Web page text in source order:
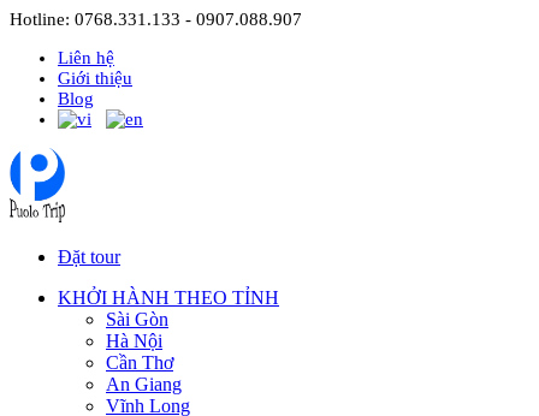
Hotline: 0768.331.133 - 0907.088.907
Liên hệ
Giới thiệu
Blog
Đặt tour
KHỞI HÀNH THEO TỈNH
Sài Gòn
Hà Nội
Cần Thơ
An Giang
Vĩnh Long